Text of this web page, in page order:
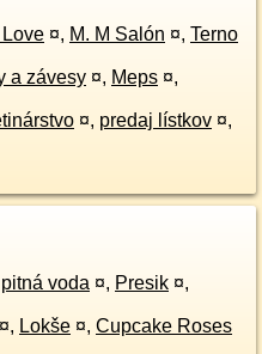
Love ¤, M. M Salón ¤, Terno
a závesy ¤, Meps ¤,
¤, predaj lístkov ¤,
pitná voda ¤, Presik ¤,
¤, Lokše ¤, Cupcake Roses